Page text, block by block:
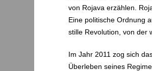
von Rojava erzählen.
Eine politische Ordnung
stille Revolution, von der
Im Jahr 2011 zog sich
Überleben seines